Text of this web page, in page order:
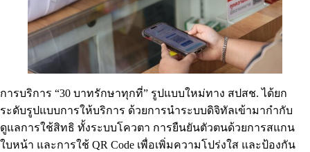
การบริการ “30 บาทรักษาทุกที่” รูปแบบใหม่ทาง สปสช. ได้ยก
ระดับรูปแบบการให้บริการ ด้วยการนำระบบดิจิทัลเข้ามากำกับ
ดูแลการใช้สิทธิ ทั้งระบบโควตา การยืนยันตัวตนด้วยการสแกน
ใบหน้า และการใช้ QR Code เพื่อเพิ่มความโปร่งใส และป้องกัน